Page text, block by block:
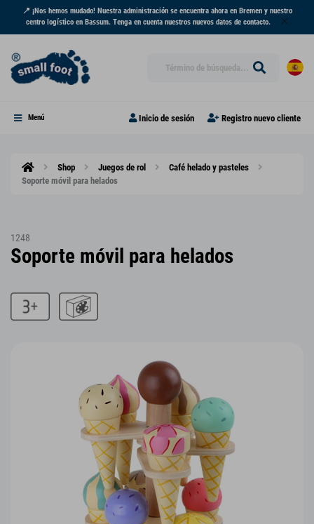
📍 ¡Nos hemos mudado! Nuestra administración se encuentra ahora en Bremen y nuestro
centro logístico en Bassum. Tenga en cuenta nuestros nuevos datos de contacto.
Menú Inicio de sesión Registro nuevo cliente
Shop Juegos de rol
Café helado y pasteles
Soporte móvil para helados
1248
Soporte móvil para helados